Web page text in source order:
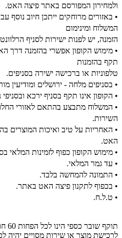
ולמחירון המפורסם באתר פיצה האט.
• באזורים מרוחקים ייתכן חיוב נוסף
המשלוח ומינימום
הזמנה, יש לפנות ישירות לסניף
• מימוש הקופון אפשרי בהזמנה דרך
תקף בהזמנות
טלפוניות או ברכישה ישירה בסניפים.
• בסניפים מלחה - ירושלים ומודיעין
• הקופון אינו תקף בסניף ירכא
• המשלוח מתבצע בהתאם לאזורי
השירות.
• האחריות על טיב ואיכות המוצרים
האט.
• מימוש הקופון כפוף לזמינות המלאי
• עד גמר המלאי.
• התמונה להמחשה בלבד.
• בכפוף לתקנון פיצה האט באתר.
• ט.ל.ח.